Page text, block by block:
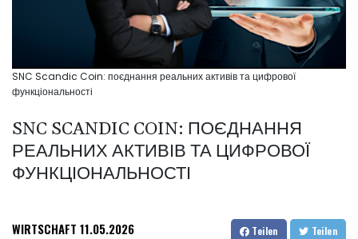
SNC Scandic Coin: поєднання реальних активів та цифрової
функціональності
SNC SCANDIC COIN: ПОЄДНАННЯ
РЕАЛЬНИХ АКТИВІВ ТА ЦИФРОВОЇ
ФУНКЦІОНАЛЬНОСТІ
WIRTSCHAFT 11.05.2026 Teilen Teilen